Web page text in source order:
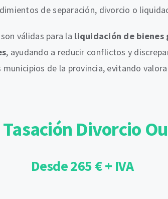
de separación, divorcio o
válidas para la liquidación de
, ayudando a reducir conflictos y
de la provincia, evitando
Divorcio
Desde 265 € + IVA